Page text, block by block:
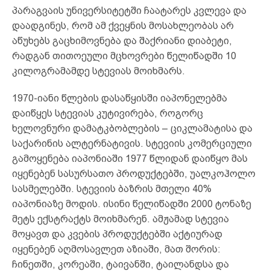
პარაგვაის უნივერსიტეტში ჩაატარეს კვლევა და
დაადგინეს, რომ ამ ქვეყნის მოსახლეობას არ
აწუხებს გაცხიმოვნება და შაქრიანი დიაბეტი,
რადგან თითოეული მცხოვრები წელიწადში 10
კილოგრამამდე სტევიას მოიხმარს.
1970-იანი წლების დასაწყისში იაპონელებმა
დაიწყეს სტევიას კუტივირება, როგორც
ხელოვნური დამატკბობლების – ციკლამატისა და
საქარინის ალტერნატივის. სტევიის კომერციული
გამოყენება იაპონიაში 1977 წლიდან დაიწყო მას
იყენებენ სასურსათო პროდუქტებში, უალკოჰოლო
სასმელებში. სტევიის ბაზრის მთელი 40%
იაპონიაზე მოდის. ისინი წელიწადში 2000 ტონაზე
მეტს ექსტრაქტს მოიხმარენ. ამჟამად სტევია
მოყავთ და კვების პროდუქტებში აქტიურად
იყენებენ აღმოსავლეთ აზიაში, მათ შორის:
ჩინეთში, კორეაში, ტაივანში, ტაილანდსა და